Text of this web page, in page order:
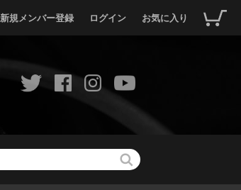
新規メンバー登録 ログイン お気に入り